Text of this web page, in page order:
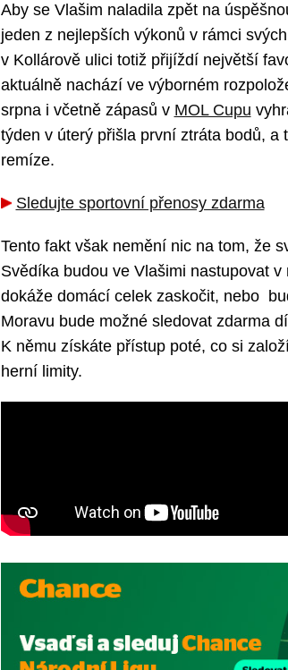
Aby se Vlašim naladila zpět na
jeden z nejlepších výkonů v rámci
v Kollárově ulici totiž přijíždí největší
aktuálně nachází ve výborném
srpna i včetně zápasů v MOL Cupu
týden v úterý přišla první ztráta bodů, a
remíze.
Sledujte sportovní přenosy zdarma
Tento fakt však nemění nic na tom, že
Svědíka budou ve Vlašimi nastupovat
dokáže domácí celek zaskočit, nebo
Moravu bude možné sledovat zdarma
K němu získáte přístup poté, co si
herní limity.